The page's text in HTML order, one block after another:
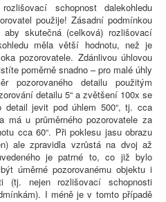
schopnost dalekohledu
použije! Zásadní podmínkou
skutečná (celková) rozlišovací
měla větší hodnotu, než je
pozorovatele. Zdánlivou úhlovou
poměrně snadno – pro malé úhly
pozorovaného detailu použitým
detailu 5“ a zvětšení 100x se
detail jevit pod úhlem 500“, tj. cca
má u průměrného pozorovatele za
cca 60“. Při poklesu jasu obrazu
ale zpravidla vzrůstá na dvoj až
je patrné to, co již bylo
úměrné pozorovanému objektu i
(tj. nejen rozlišovací schopnosti
I méně je v tomto případě